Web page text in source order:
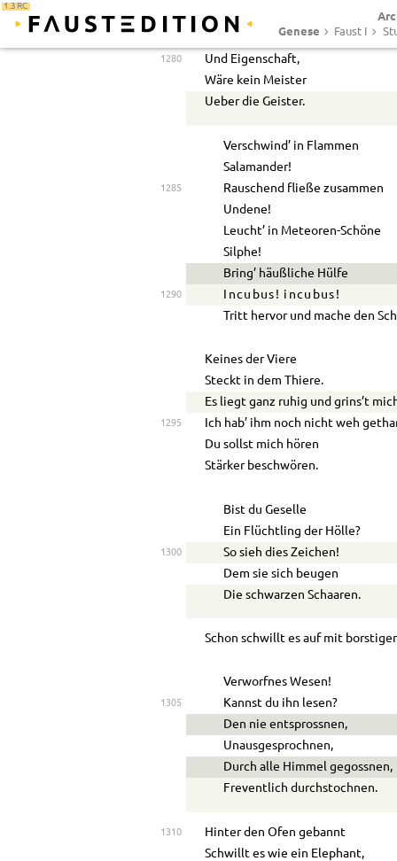
1.3 RC
Genese
Faust I
Die Elemente,
1280
Und Eigenschaft,
Wäre kein Meister
Ueber die Geister.
Verschwind’ in Flammen
Salamander!
1285
Rauschend fließe zusammen
Undene!
Leucht’ in Meteoren-Schöne
Silphe!
Bring’ häußliche Hülfe
1290
Incubus! incubus!
Tritt hervor und mache den
Keines der Viere
Steckt in dem Thiere.
Es liegt ganz ruhig und grins’t
1295
Ich hab’ ihm noch nicht weh
Du sollst mich hören
Stärker beschwören.
Bist du Geselle
Ein Flüchtling der Hölle?
1300
So sieh dies Zeichen!
Dem sie sich beugen
Die schwarzen Schaaren.
Schon schwillt es auf mit
Verworfnes Wesen!
1305
Kannst du ihn lesen?
Den nie entsprossnen,
Unausgesprochnen,
Durch alle Himmel gegossnen,
Freventlich durchstochnen.
1310
Hinter den Ofen gebannt
Schwillt es wie ein Elephant,